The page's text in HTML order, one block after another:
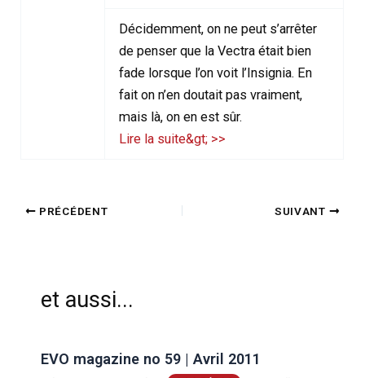
Décidemment, on ne peut s’arrêter
de penser que la Vectra était bien
fade lorsque l’on voit l’Insignia. En
fait on n’en doutait pas vraiment,
mais là, on en est sûr.
Lire la suite&gt; >>
PRÉCÉDENT SUIVANT
et aussi...
EVO magazine no 59 | Avril 2011